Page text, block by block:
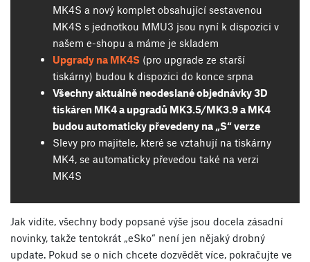
MK4S a nový komplet obsahující sestavenou
MK4S s jednotkou MMU3 jsou nyní k dispozici v
našem e-shopu a máme je skladem
Upgrady na MK4S (pro upgrade ze starší
tiskárny) budou k dispozici do konce srpna
Všechny aktuálně neodeslané objednávky 3D
tiskáren MK4 a upgradů MK3.5/MK3.9 a MK4
budou automaticky převedeny na „S“ verze
Slevy pro majitele, které se vztahují na tiskárny
MK4, se automaticky převedou také na verzi
MK4S
Jak vidíte, všechny body popsané výše jsou docela zásadní
novinky, takže tentokrát „eSko“ není jen nějaký drobný
update. Pokud se o nich chcete dozvědět více, pokračujte ve